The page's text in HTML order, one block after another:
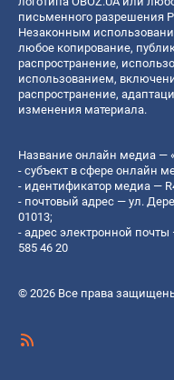
письменного разрешения
Незаконным
любое копирование,
распространение,
использованием,
распространение,
изменения материала.
Название онлайн медиа —
- субъект в сфере онлайн
- идентификатор медиа —
- почтовый адрес — ул.
01013;
- адрес электронной почты
585 46 20
© 2026 Все права